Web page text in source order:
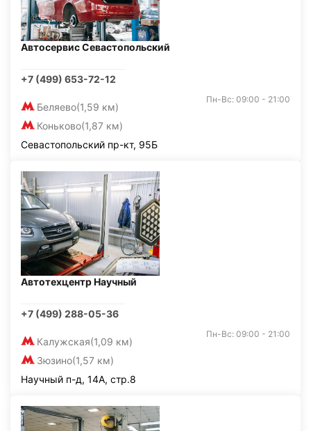
Автосервис Севастопольский
+7 (499) 653-72-12
Беляево(1,59 км)
Коньково(1,87 км)
Пн-Вс: 09:00 - 21:00
Севастопольский пр-кт, 95Б
Автотехцентр Научный
+7 (499) 288-05-36
Калужская(1,09 км)
Зюзино(1,57 км)
Пн-Вс: 09:00 - 21:00
Научный п-д, 14А, стр.8